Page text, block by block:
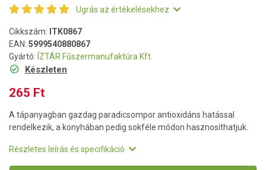
Ugrás az értékelésekhez
Cikkszám: ITK0867
EAN: 5999540880867
Gyártó: ÍZTÁR Fűszermanufaktúra Kft.
Készleten
265 Ft
A tápanyagban gazdag paradicsompor antioxidáns hatással
rendelkezik, a konyhában pedig sokféle módon hasznosíthatjuk.
Részletes leírás és specifikáció